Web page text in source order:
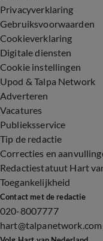
Privacyverklaring
Gebruiksvoorwaarden
Cookieverklaring
Digitale diensten
Cookie instellingen
Upod & Talpa Network
Adverteren
Vacatures
Publieksservice
Tip de redactie
Correcties en
Redactiestatuut Hart
Toegankelijkheid
Contact met de redactie
020-8007777
hart@talpanetwork.com